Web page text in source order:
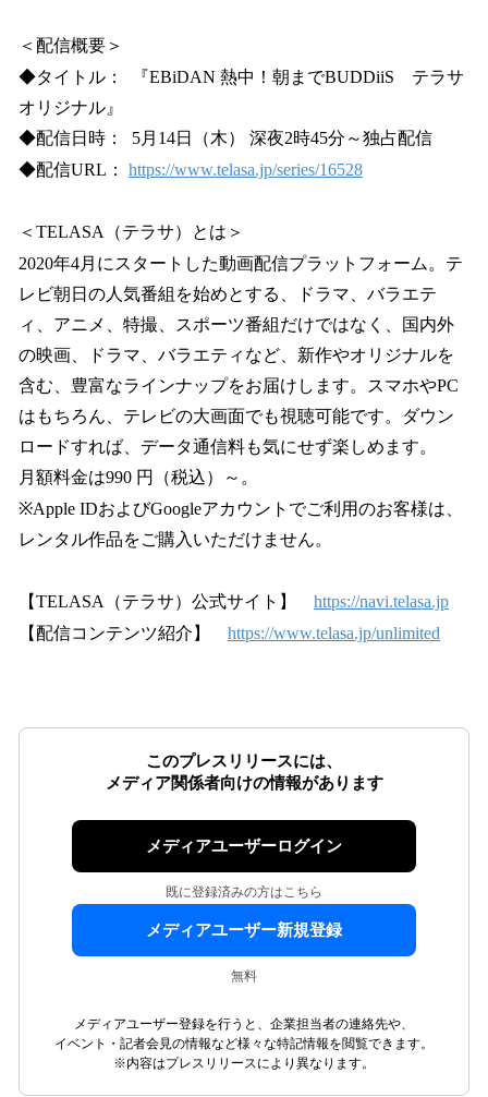
＜配信概要＞
◆タイトル： 『EBiDAN 熱中！朝までBUDDiiS テラサ
オリジナル』
◆配信日時： 5月14日（木） 深夜2時45分～独占配信
◆配信URL： https://www.telasa.jp/series/16528
＜TELASA（テラサ）とは＞
2020年4月にスタートした動画配信プラットフォーム。テ
レビ朝日の人気番組を始めとする、ドラマ、バラエテ
ィ、アニメ、特撮、スポーツ番組だけではなく、国内外
の映画、ドラマ、バラエティなど、新作やオリジナルを
含む、豊富なラインナップをお届けします。スマホやPC
はもちろん、テレビの大画面でも視聴可能です。ダウン
ロードすれば、データ通信料も気にせず楽しめます。
月額料金は990 円（税込）～。
※Apple IDおよびGoogleアカウントでご利用のお客様は、
レンタル作品をご購入いただけません。
【TELASA（テラサ）公式サイト】 https://navi.telasa.jp
【配信コンテンツ紹介】 https://www.telasa.jp/unlimited
このプレスリリースには、
メディア関係者向けの情報があります
メディアユーザーログイン
既に登録済みの方はこちら
メディアユーザー新規登録
無料
メディアユーザー登録を行うと、企業担当者の連絡先や、
イベント・記者会見の情報など様々な特記情報を閲覧できます。
※内容はプレスリリースにより異なります。